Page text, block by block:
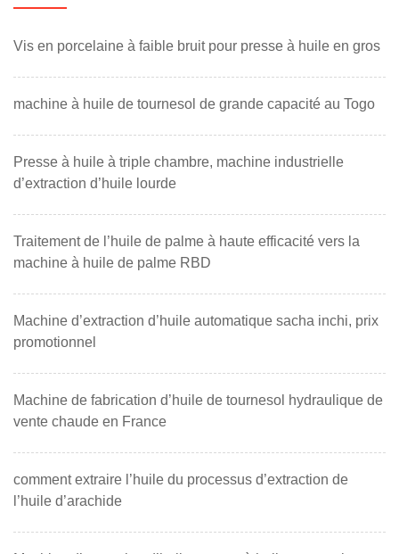
Vis en porcelaine à faible bruit pour presse à huile en gros
machine à huile de tournesol de grande capacité au Togo
Presse à huile à triple chambre, machine industrielle
d’extraction d’huile lourde
Traitement de l’huile de palme à haute efficacité vers la
machine à huile de palme RBD
Machine d’extraction d’huile automatique sacha inchi, prix
promotionnel
Machine de fabrication d’huile de tournesol hydraulique de
vente chaude en France
comment extraire l’huile du processus d’extraction de
l’huile d’arachide